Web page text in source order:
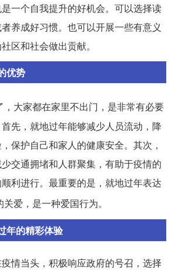
一个自我提升的好机会。可以选择读
养成好习惯。也可以开展一些有意义
区和社会做出贡献。
优势
，大家都在家里不出门，是非常有必要
先，就地过年能够减少人员流动，降
保护自己和家人的健康安全。其次，
交通拥堵和人群聚集，有助于疫情的
利进行。最重要的是，就地过年表达
关爱，是一种爱国行为。
年的精彩体验
情当头，积极响应政府的号召，选择